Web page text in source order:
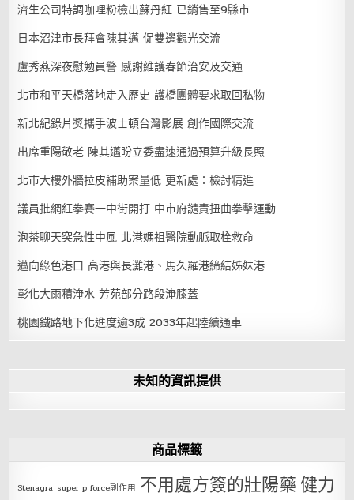
濟生公司特調咖哩粉檢出蘇丹紅 已銷售至9縣市
日本沼津市長拜會陳其邁 促雙邊觀光交流
盧秀燕深夜慰勉員警 感謝維護春節治安及交通
北市和平天橋落地走入歷史 護橋團體要求取回私物
新北紀錄片獎攜手波士頓台灣影展 創作國際交流
出席重陽敬老 陳其邁盼立委盡速通過預算升級長照
北市大樓外牆拉皮補助案量低 更新處：檢討精進
議員批網紅拳賽一中街開打 中市府譴責扭曲拳擊運動
泡茶聊天突急性中風 北港媽祖醫院動脈取栓救命
邁向綠色港口 高港與長灘港、馬久羅港締結姊妹港
彰化大雨積淹水 芳苑部分路段淹膝蓋
桃園鐵路地下化進度逾3成 2033年起陸續通車
未知的資訊提供
商品標籤
Stenagra super p force副作用 不用處方簽的壯陽藥健力